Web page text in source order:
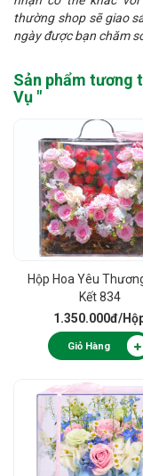
thường shop sẽ giao
ngày được bạn chăm
Sản phẩm tương
Vụ "
Hộp Hoa Yêu
Kết 834
1.350.000đ/
Giỏ Hàng